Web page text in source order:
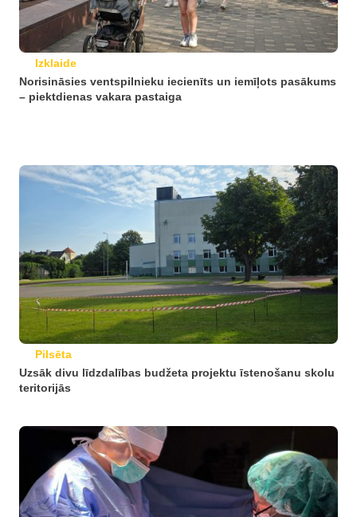
Izklaide
Norisināsies ventspilnieku iecienīts un iemīļots pasākums
– piektdienas vakara pastaiga
Pilsēta
Uzsāk divu līdzdalības budžeta projektu īstenošanu skolu
teritorijās